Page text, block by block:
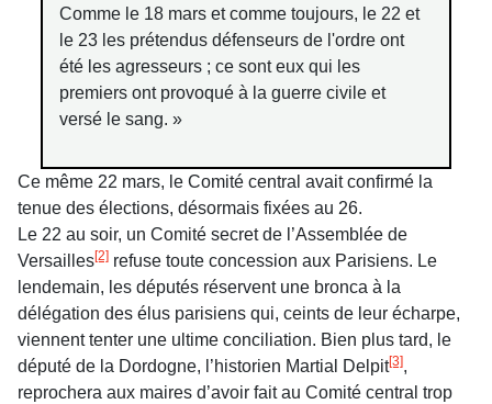
Comme le 18 mars et comme toujours, le 22 et
le 23 les prétendus défenseurs de l'ordre ont
été les agresseurs ; ce sont eux qui les
premiers ont provoqué à la guerre civile et
versé le sang. »
Ce même 22 mars, le Comité central avait confirmé la
tenue des élections, désormais fixées au 26.
Le 22 au soir, un Comité secret de l’Assemblée de
Versailles[2] refuse toute concession aux Parisiens. Le
lendemain, les députés réservent une bronca à la
délégation des élus parisiens qui, ceints de leur écharpe,
viennent tenter une ultime conciliation. Bien plus tard, le
député de la Dordogne, l’historien Martial Delpit[3],
reprochera aux maires d’avoir fait au Comité central trop